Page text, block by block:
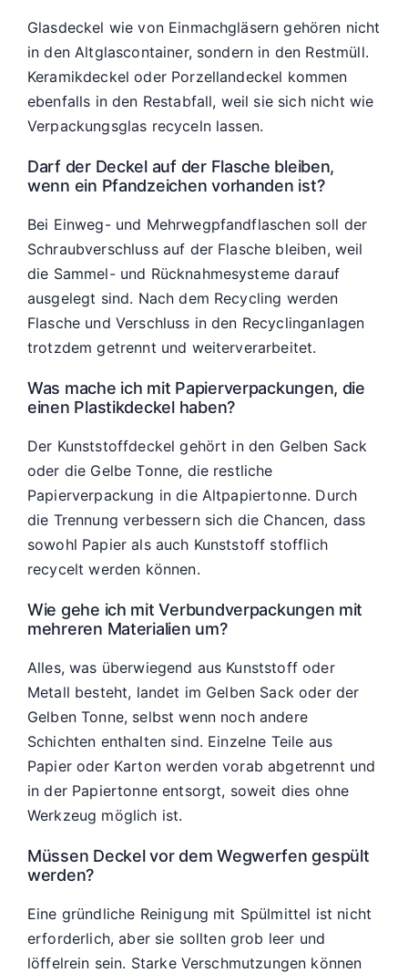
Glasdeckel wie von Einmachgläsern gehören nicht
in den Altglascontainer, sondern in den Restmüll.
Keramikdeckel oder Porzellandeckel kommen
ebenfalls in den Restabfall, weil sie sich nicht wie
Verpackungsglas recyceln lassen.
Darf der Deckel auf der Flasche bleiben,
wenn ein Pfandzeichen vorhanden ist?
Bei Einweg- und Mehrwegpfandflaschen soll der
Schraubverschluss auf der Flasche bleiben, weil
die Sammel- und Rücknahmesysteme darauf
ausgelegt sind. Nach dem Recycling werden
Flasche und Verschluss in den Recyclinganlagen
trotzdem getrennt und weiterverarbeitet.
Was mache ich mit Papierverpackungen, die
einen Plastikdeckel haben?
Der Kunststoffdeckel gehört in den Gelben Sack
oder die Gelbe Tonne, die restliche
Papierverpackung in die Altpapiertonne. Durch
die Trennung verbessern sich die Chancen, dass
sowohl Papier als auch Kunststoff stofflich
recycelt werden können.
Wie gehe ich mit Verbundverpackungen mit
mehreren Materialien um?
Alles, was überwiegend aus Kunststoff oder
Metall besteht, landet im Gelben Sack oder der
Gelben Tonne, selbst wenn noch andere
Schichten enthalten sind. Einzelne Teile aus
Papier oder Karton werden vorab abgetrennt und
in der Papiertonne entsorgt, soweit dies ohne
Werkzeug möglich ist.
Müssen Deckel vor dem Wegwerfen gespült
werden?
Eine gründliche Reinigung mit Spülmittel ist nicht
erforderlich, aber sie sollten grob leer und
löffelrein sein. Starke Verschmutzungen können